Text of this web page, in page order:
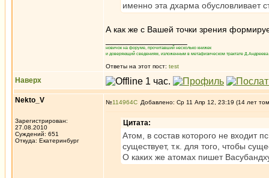
именно эта дхарма обусловливает
А как же с Вашей точки зрения
новичок на форуме, прочитавший несколько книжек
и доверяющий сведениям, изложенным в метафизическом трактате
Ответы на этот пост: test
Наверх
Nekto_V
Зарегистрирован:
27.08.2010
Суждений: 651
Откуда: Екатеринбург
№114964 Добавлено: Ср 11 Апр 12, 23:19 (14 лет
Цитата:
Атом, в состав которого не входит
существует, т.к. для того, чтобы
О каких же атомах пишет